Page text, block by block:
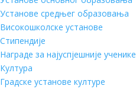
Установе средњег образовања
Високошколске установе
Стипендије
Награде за најуспјешније ученике
Култура
Градске установе културе